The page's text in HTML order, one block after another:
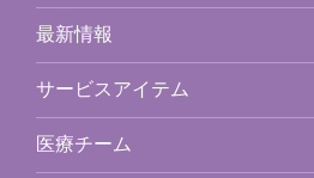
最新情報
サービスアイテム
医療チーム